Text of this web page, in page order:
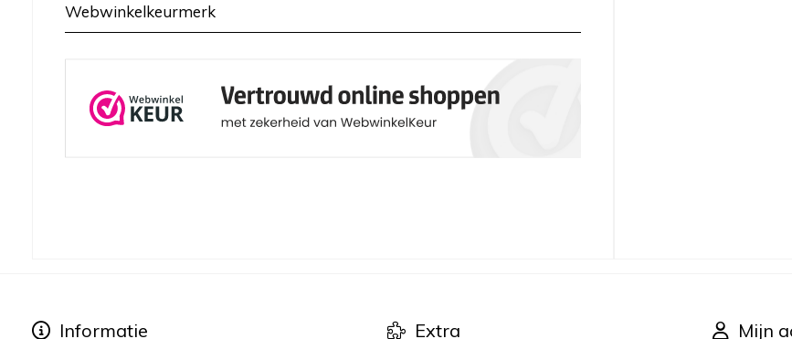
Webwinkelkeurmerk
Informatie Extra Mijn